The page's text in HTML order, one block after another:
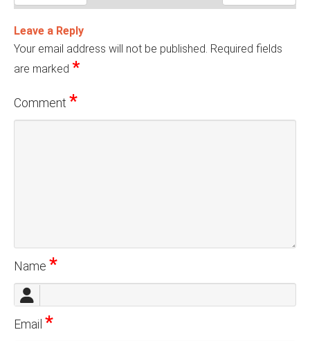
Leave a Reply
Your email address will not be published. Required fields
are marked *
Comment *
Name *
Email *